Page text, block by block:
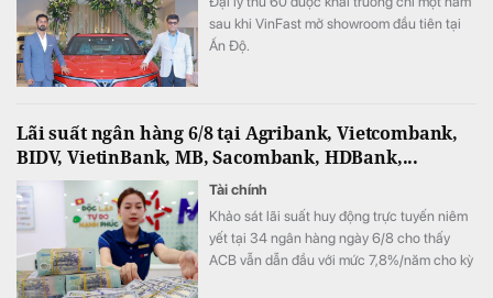
sau khi VinFast mở showroom đầu tiên tại
Ấn Độ.
Lãi suất ngân hàng 6/8 tại Agribank, Vietcombank,
BIDV, VietinBank, MB, Sacombank, HDBank,...
Tài chính
Khảo sát lãi suất huy động trực tuyến niêm
yết tại 34 ngân hàng ngày 6/8 cho thấy
ACB vẫn dẫn đầu với mức 7,8%/năm cho kỳ